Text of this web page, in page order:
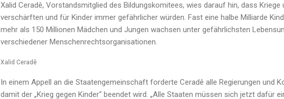
Xalid Ceradê, Vorstandsmitglied des Bildungskomitees, wies darauf hin, dass
verschärften und für Kinder immer gefährlicher würden. Fast eine halbe Milliarde
mehr als 150 Millionen Mädchen und Jungen wachsen unter gefährlichsten
verschiedener Menschenrechtsorganisationen.
Xalid Ceradê
In einem Appell an die Staatengemeinschaft forderte Ceradê alle Regierungen und
damit der „Krieg gegen Kinder“ beendet wird. „Alle Staaten müssen sich jetzt dafür